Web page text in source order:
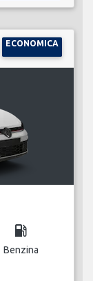
ECONOMICA
local_gas_station
Benzina